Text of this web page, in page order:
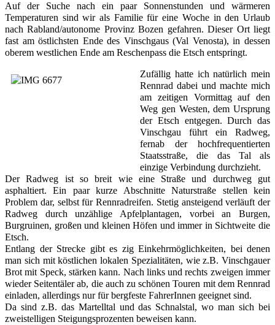
Auf der Suche nach ein paar Sonnenstunden und wärmeren
Temperaturen sind wir als Familie für eine Woche in den Urlaub
nach Rabland/autonome Provinz Bozen gefahren. Dieser Ort liegt
fast am östlichsten Ende des Vinschgaus (Val Venosta), in dessen
oberem westlichen Ende am Reschenpass die Etsch entspringt.
Zufällig hatte ich natürlich mein
Rennrad dabei und machte mich
am zeitigen Vormittag auf den
Weg gen Westen, dem Ursprung
der Etsch entgegen. Durch das
Vinschgau führt ein Radweg,
fernab der hochfrequentierten
Staatsstraße, die das Tal als
einzige Verbindung durchzieht.
Der Radweg ist so breit wie eine Straße und durchweg gut
asphaltiert. Ein paar kurze Abschnitte Naturstraße stellen kein
Problem dar, selbst für Rennradreifen. Stetig ansteigend verläuft der
Radweg durch unzählige Apfelplantagen, vorbei an Burgen,
Burgruinen, großen und kleinen Höfen und immer in Sichtweite die
Etsch.
Entlang der Strecke gibt es zig Einkehrmöglichkeiten, bei denen
man sich mit köstlichen lokalen Spezialitäten, wie z.B. Vinschgauer
Brot mit Speck, stärken kann. Nach links und rechts zweigen immer
wieder Seitentäler ab, die auch zu schönen Touren mit dem Rennrad
einladen, allerdings nur für bergfeste FahrerInnen geeignet sind.
Da sind z.B. das Martelltal und das Schnalstal, wo man sich bei
zweistelligen Steigungsprozenten beweisen kann.